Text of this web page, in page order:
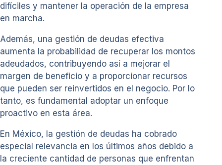
difíciles y mantener la operación de la empresa
en marcha.
Además, una gestión de deudas efectiva
aumenta la probabilidad de recuperar los montos
adeudados, contribuyendo así a mejorar el
margen de beneficio y a proporcionar recursos
que pueden ser reinvertidos en el negocio. Por lo
tanto, es fundamental adoptar un enfoque
proactivo en esta área.
En México, la gestión de deudas ha cobrado
especial relevancia en los últimos años debido a
la creciente cantidad de personas que enfrentan